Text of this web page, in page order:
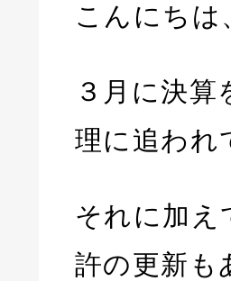
こんにちは
３月に決
理に追われ
それに加え
許の更新も